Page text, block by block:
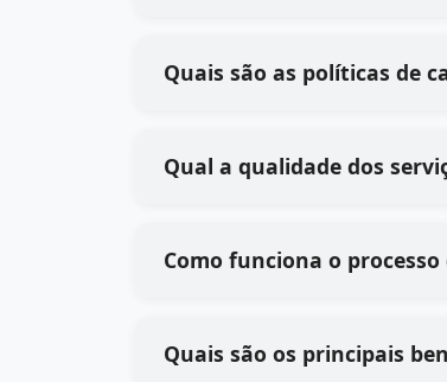
Quais são as políticas de